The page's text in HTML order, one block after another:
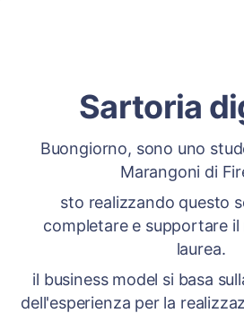
Sartoria
Buongiorno, sono uno
Marangoni di
sto realizzando questo
completare e supportare
laurea.
il business model si basa
dell'esperienza per la